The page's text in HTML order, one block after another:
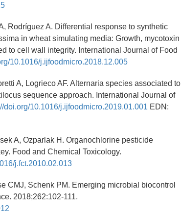
Rodríguez A. Differential response to synthetic
in wheat simulating media: Growth, mycotoxin
to cell wall integrity. International Journal of Food
10.1016/j.ijfoodmicro.2018.12.005
A, Logrieco AF. Alternaria species associated to
sequence approach. International Journal of
doi.org/10.1016/j.ijfoodmicro.2019.01.001 EDN:
A, Ozparlak H. Organochlorine pesticide
Food and Chemical Toxicology.
j.fct.2010.02.013
CMJ, Schenk PM. Emerging microbial biocontrol
2018;262:102-111.